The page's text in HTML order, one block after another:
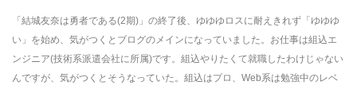
「結城友奈は勇者である(2期)」の終了後、ゆゆゆロスに耐えきれず「ゆゆゆ
い」を始め、気がつくとブログのメインになっていました。お仕事は組込エ
ンジニア(技術系派遣会社に所属)です。組込やりたくて就職したわけじゃない
んですが、気がつくとそうなっていた。組込はプロ、Web系は勉強中のレベ